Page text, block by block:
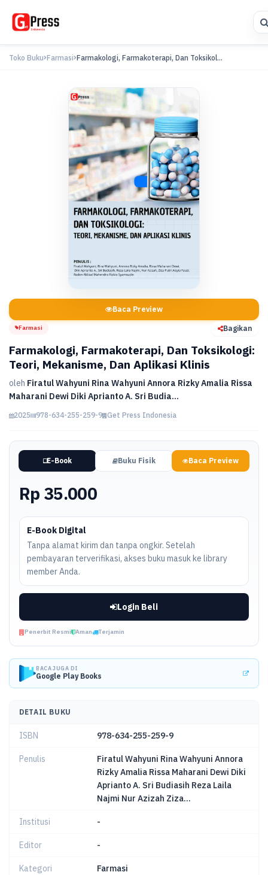
Toko Buku Farmasi Farmakologi, Farmakoterapi, Dan Toksikol...
Baca Preview
Farmasi Bagikan
Farmakologi, Farmakoterapi, Dan Toksikologi:
Teori, Mekanisme, Dan Aplikasi Klinis
oleh Firatul Wahyuni Rina Wahyuni Annora Rizky Amalia Rissa
Maharani Dewi Diki Aprianto A. Sri Budia...
2025 978-634-255-259-9 Get Press Indonesia
E-Book Buku Fisik Baca Preview
Rp 35.000
E-Book Digital
Tanpa alamat kirim dan tanpa ongkir. Setelah
pembayaran terverifikasi, akses buku masuk ke library
member Anda.
Login Beli
Penerbit Resmi Aman Terjamin
BACA JUGA DI
Google Play Books
DETAIL BUKU
ISBN 978-634-255-259-9
Penulis
Firatul Wahyuni Rina Wahyuni Annora
Rizky Amalia Rissa Maharani Dewi Diki
Aprianto A. Sri Budiasih Reza Laila
Najmi Nur Azizah Ziza...
Institusi -
Editor -
Kategori Farmasi